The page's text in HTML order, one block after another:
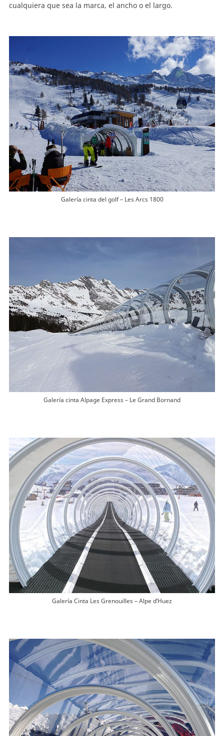
cualquiera que sea la marca, el ancho o el largo.
Galería cinta del golf – Les Arcs 1800
Galería cinta Alpage Express – Le Grand Bornand
Galería Cinta Les Grenouilles – Alpe d’Huez